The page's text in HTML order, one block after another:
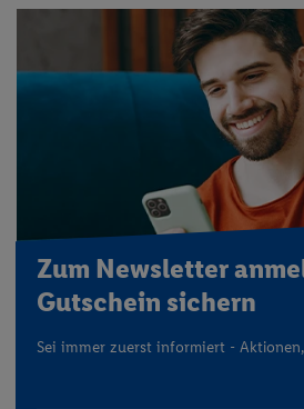
Zum Newsletter
Gutschein sichern
Sei immer zuerst informiert -